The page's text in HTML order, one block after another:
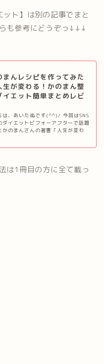
ト】は別の記事でまと
も参考にどうぞっ↓↓↓
まんレシピを作ってみた
が変わる！かのまん整
イエット簡単まとめレビ
は、あいたぬです(^^)/ 今回はSNS
ダイエットビフォーアフターで話題
かのまんさんの著書「人生が変わ
は1冊目の方に全て載っ